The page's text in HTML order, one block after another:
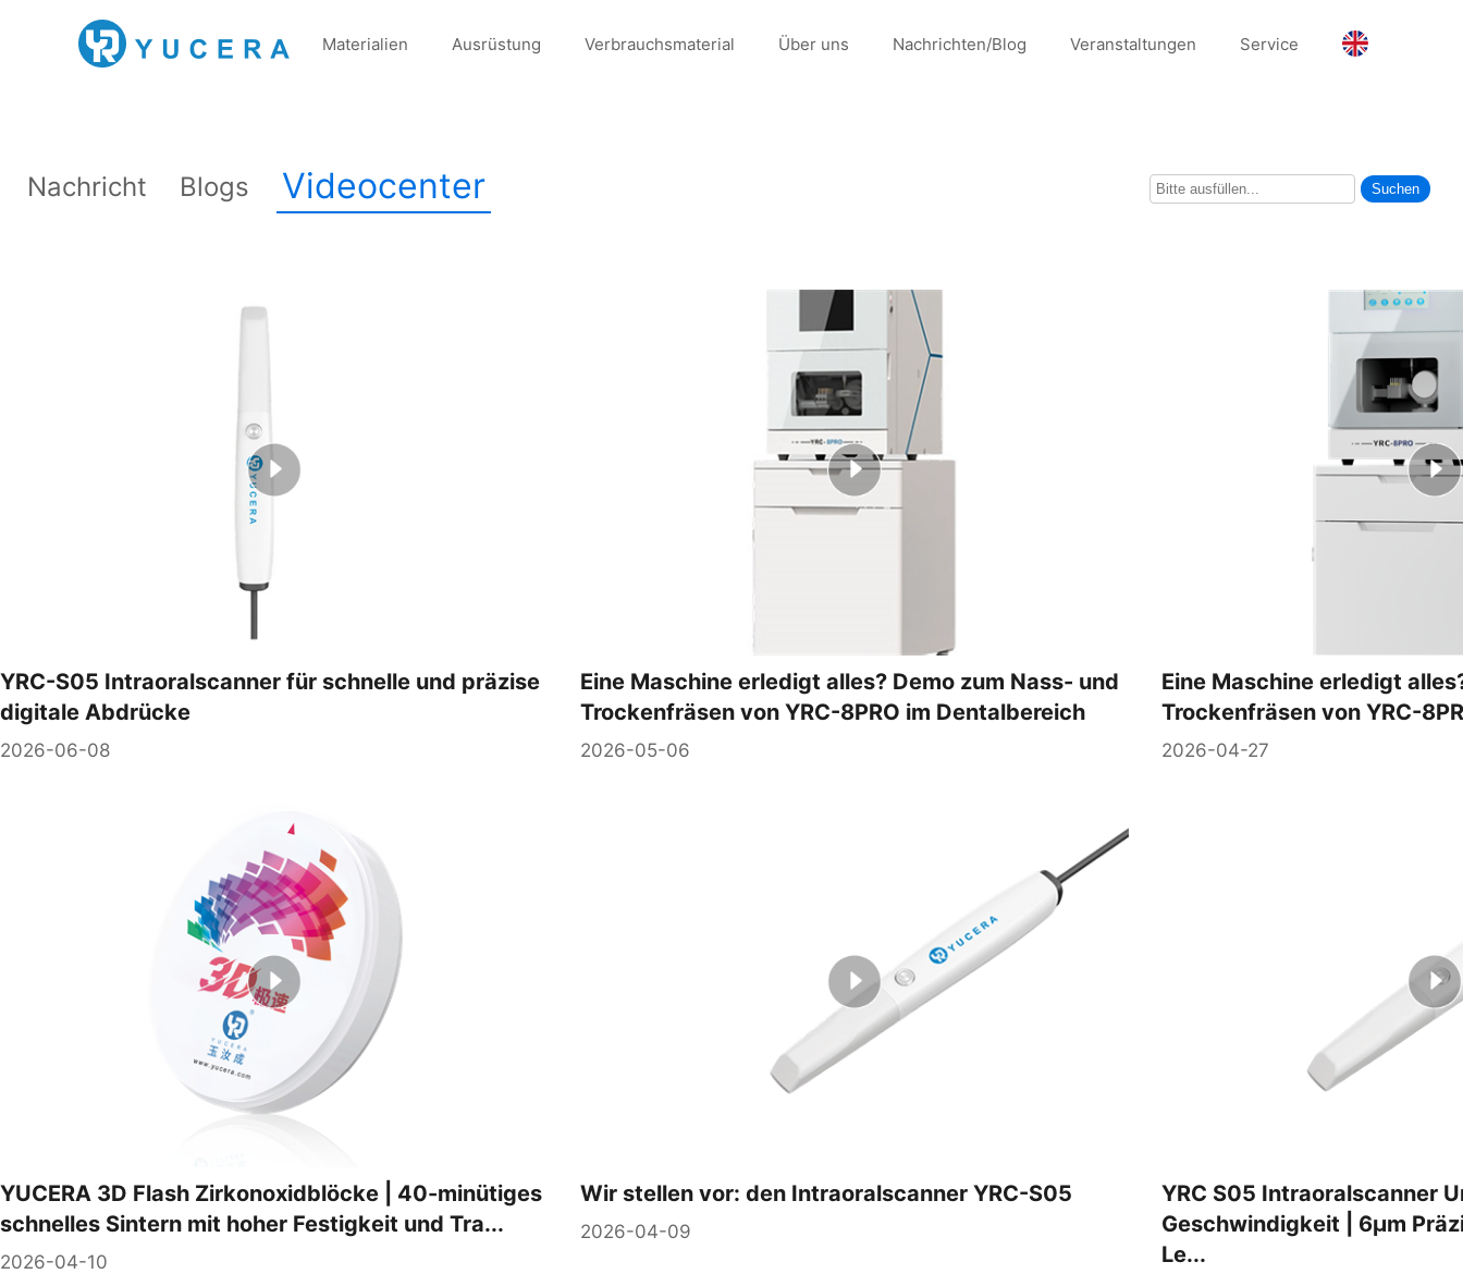
Materialien Ausrüstung Verbrauchsmaterial Über uns Nachrichten/Blog Veranstaltungen Service
Nachricht Blogs Videocenter Suchen
YRC-S05 Intraoralscanner für schnelle und präzise
digitale Abdrücke
2026-06-08
Eine Maschine erledigt alles? Demo zum Nass- und
Trockenfräsen von YRC-8PRO im Dentalbereich
2026-05-06
Eine Maschine erledigt
Trockenfräsen von YRC-
2026-04-27
YUCERA 3D Flash Zirkonoxidblöcke | 40-minütiges
schnelles Sintern mit hoher Festigkeit und Tra...
2026-04-10
Wir stellen vor: den Intraoralscanner YRC-S05
2026-04-09
YRC S05 Intraoralscanner
Geschwindigkeit | 6μm
Le...